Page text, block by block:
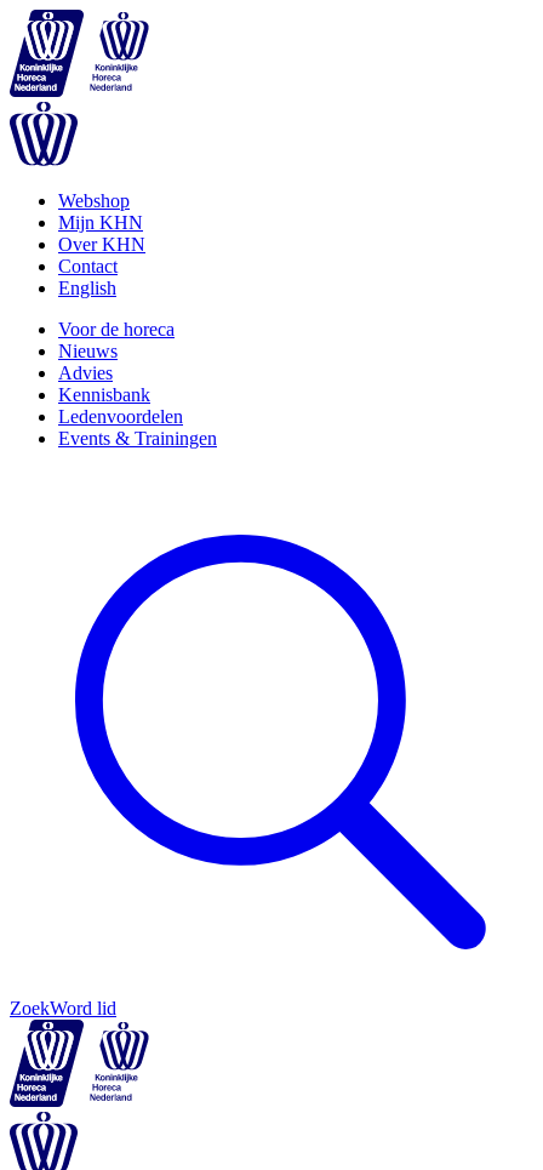
Webshop
Mijn KHN
Over KHN
Contact
English
Voor de horeca
Nieuws
Advies
Kennisbank
Ledenvoordelen
Events & Trainingen
ZoekWord lid